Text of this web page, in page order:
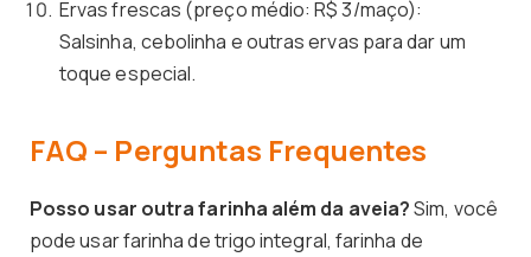
Ervas frescas (preço médio: R$ 3/maço):
Salsinha, cebolinha e outras ervas para dar um
toque especial.
FAQ – Perguntas Frequentes
Posso usar outra farinha além da aveia?Sim, você
pode usar farinha de trigo integral, farinha de